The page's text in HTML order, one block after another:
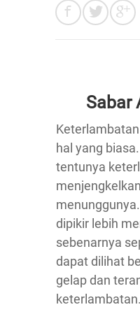
Sabar
hal yang
tentunya
dipikir lebih
sebenarnya
dapat dilihat
gelap dan
keterlambatan.